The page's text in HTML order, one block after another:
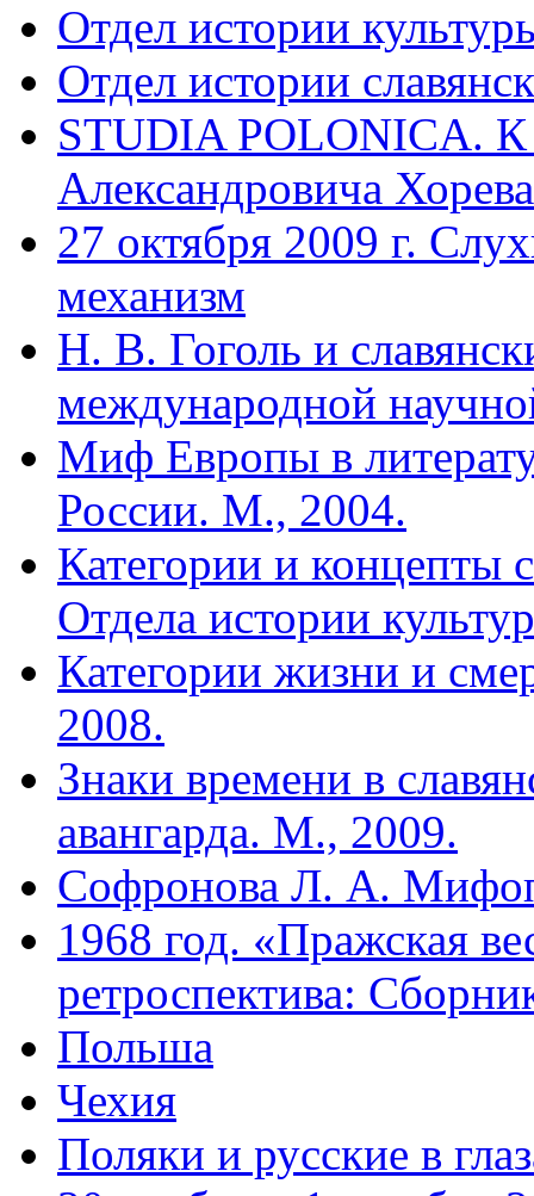
Отдел истории
Отдел истории
STUDIA POLONICA. К
Александровича
27 октября 2009 г.
механизм
Н. В. Гоголь и
международной
Миф Европы в
России. М., 2004.
Категории и концепты
Отдела истории
Категории жизни и
2008.
Знаки времени в
авангарда. М., 2009.
Софронова Л. А.
1968 год. «Пражская
ретроспектива:
Польша
Чехия
Поляки и русские в